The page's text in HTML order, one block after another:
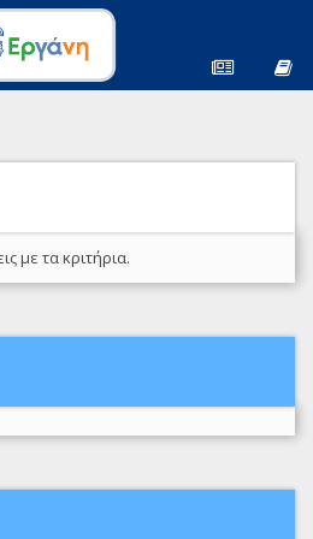
με τα κριτήρια.